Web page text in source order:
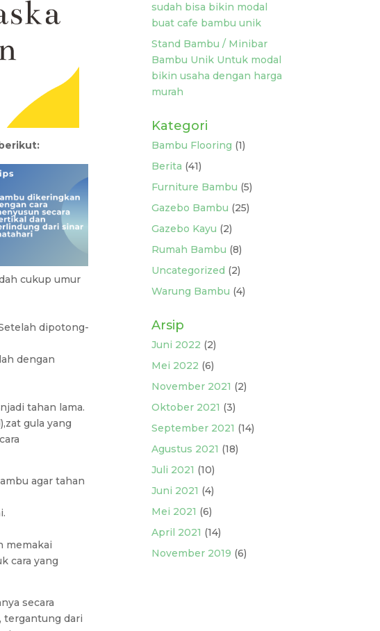
cukup umur
dipotong-
dengan
tahan lama.
gula yang
agar tahan
memakai
cara yang
secara
tergantung dari
sudah bisa bikin modal
buat cafe bambu unik
Stand Bambu / Minibar
Bambu Unik Untuk modal
bikin usaha dengan harga
murah
Kategori
Bambu Flooring (1)
Berita (41)
Furniture Bambu (5)
Gazebo Bambu (25)
Gazebo Kayu (2)
Rumah Bambu (8)
Uncategorized (2)
Warung Bambu (4)
Arsip
Juni 2022 (2)
Mei 2022 (6)
November 2021 (2)
Oktober 2021 (3)
September 2021 (14)
Agustus 2021 (18)
Juli 2021 (10)
Juni 2021 (4)
Mei 2021 (6)
April 2021 (14)
November 2019 (6)